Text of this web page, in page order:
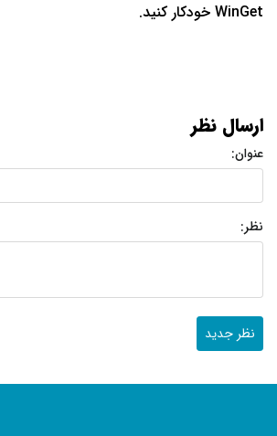
WinGet خودکار کنید.
ارسال نظر
عنوان:
نظر: